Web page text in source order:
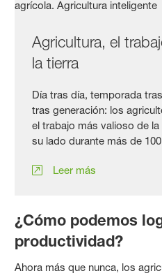
Agricultura, el
la tierra
Día tras día, temporada
tras generación: los
el trabajo más valioso de
su lado durante más de
Leer más
¿Cómo podemos
productividad?
Ahora más que nunca, los